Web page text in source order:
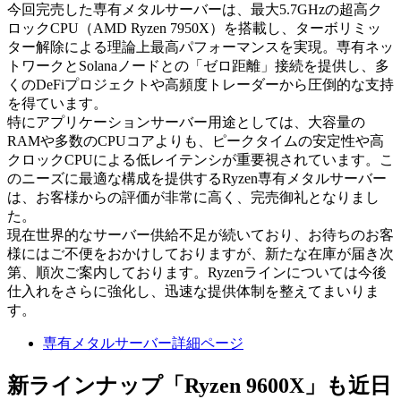
今回完売した専有メタルサーバーは、最大5.7GHzの超高ク
ロックCPU（AMD Ryzen 7950X）を搭載し、ターボリミッ
ター解除による理論上最高パフォーマンスを実現。専有ネッ
トワークとSolanaノードとの「ゼロ距離」接続を提供し、多
くのDeFiプロジェクトや高頻度トレーダーから圧倒的な支持
を得ています。
特にアプリケーションサーバー用途としては、大容量の
RAMや多数のCPUコアよりも、ピークタイムの安定性や高
クロックCPUによる低レイテンシが重要視されています。こ
のニーズに最適な構成を提供するRyzen専有メタルサーバー
は、お客様からの評価が非常に高く、完売御礼となりまし
た。
現在世界的なサーバー供給不足が続いており、お待ちのお客
様にはご不便をおかけしておりますが、新たな在庫が届き次
第、順次ご案内しております。Ryzenラインについては今後
仕入れをさらに強化し、迅速な提供体制を整えてまいりま
す。
専有メタルサーバー詳細ページ
新ラインナップ「Ryzen 9600X」も近日